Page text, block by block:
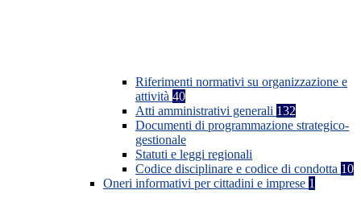
Riferimenti normativi su organizzazione e
attività 40
Atti amministrativi generali 132
Documenti di programmazione strategico-
gestionale
Statuti e leggi regionali
Codice disciplinare e codice di condotta 10
Oneri informativi per cittadini e imprese 1